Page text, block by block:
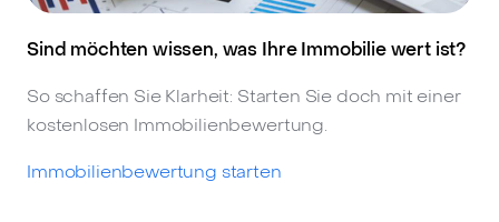
Sind möchten wissen, was Ihre Immobilie wert ist?
So schaffen Sie Klarheit: Starten Sie doch mit einer
kostenlosen Immobilienbewertung.
Immobilienbewertung starten